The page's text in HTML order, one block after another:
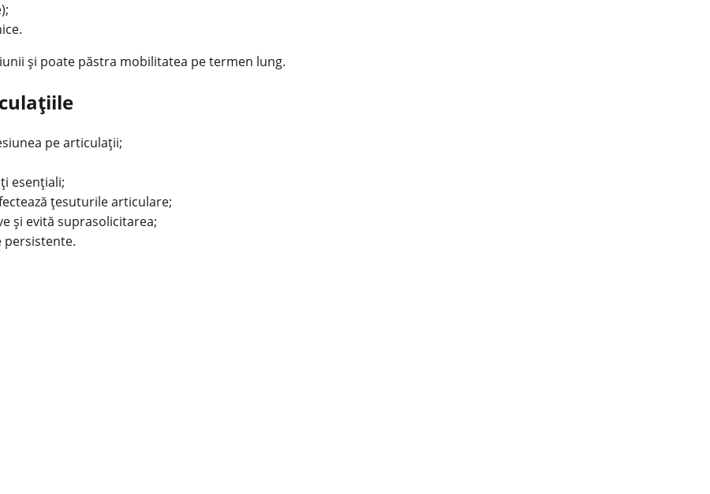
și poate păstra mobilitatea pe termen lung.
pe articulații;
esențiali;
țesuturile articulare;
și evită suprasolicitarea;
persistente.